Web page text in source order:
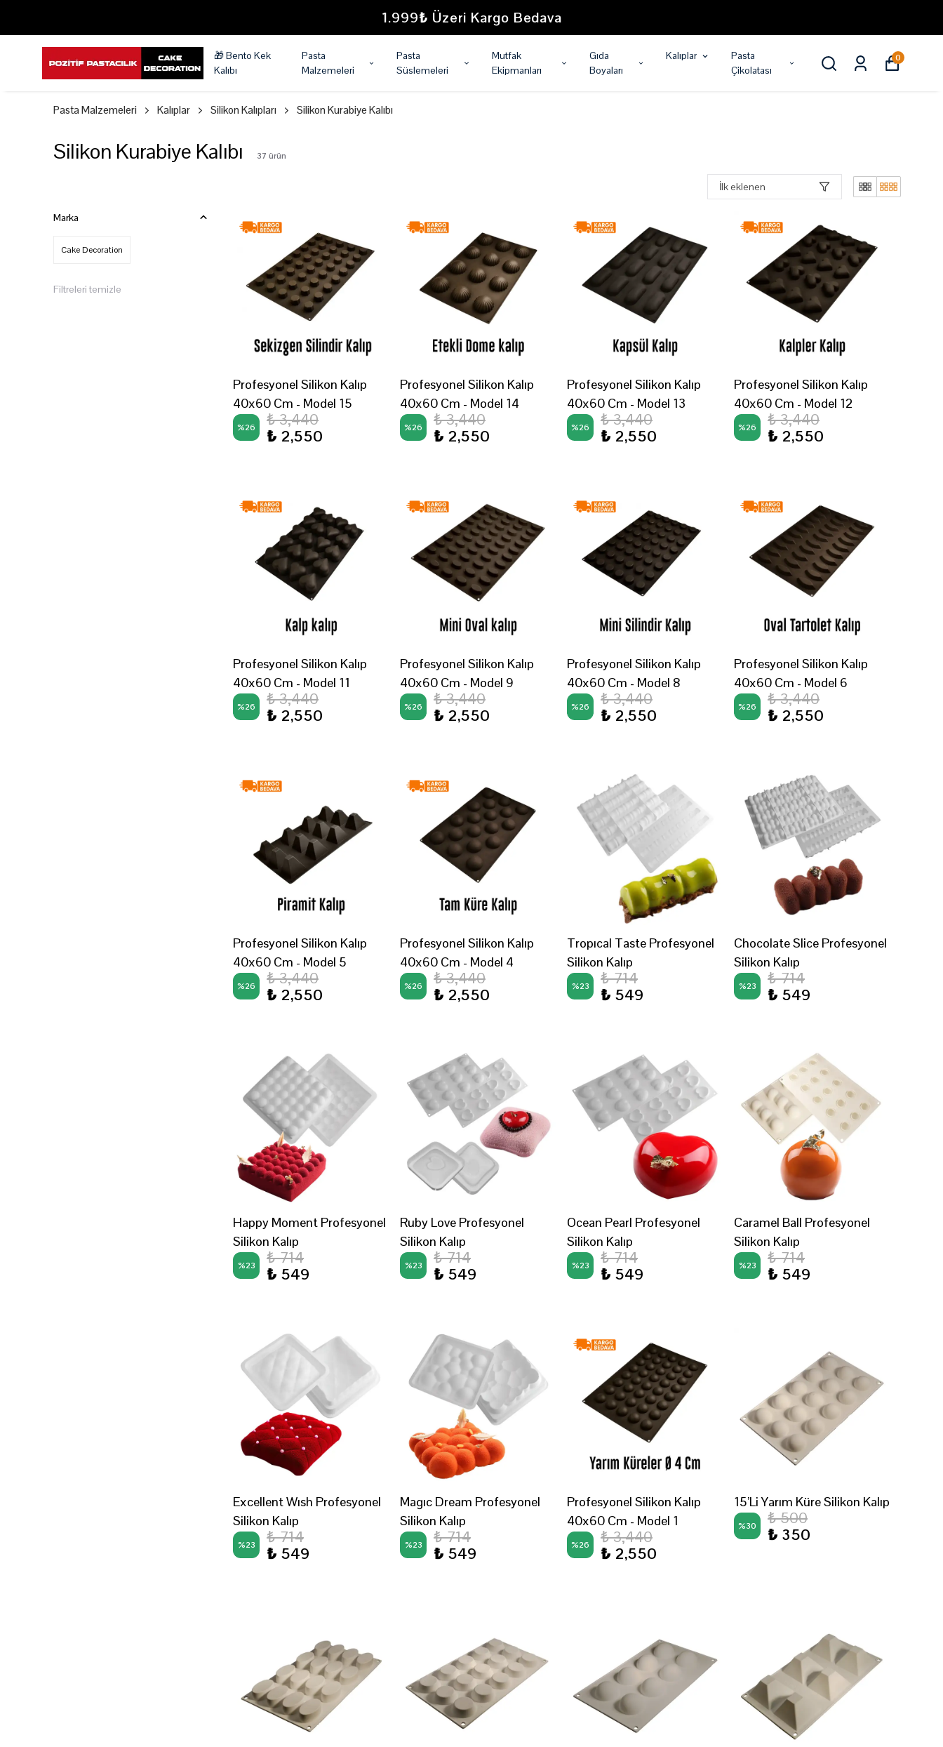
1.999₺ Üzeri Kargo Bedava
🎁 Bento Kek
Kalıbı
Pasta
Malzemeleri
Pasta
Süslemeleri
Mutfak
Ekipmanları
Gıda
Boyaları
Kalıplar
Pasta
Çikolatası
0
Pasta Malzemeleri Kalıplar Silikon Kalıpları Silikon Kurabiye Kalıbı
Silikon Kurabiye Kalıbı 37 ürün
İlk eklenen
Marka
Cake Decoration
Filtreleri temizle
Profesyonel Silikon Kalıp
40x60 Cm - Model 15
%26
₺ 3,440
₺ 2,550
Profesyonel Silikon Kalıp
40x60 Cm - Model 14
%26
₺ 3,440
₺ 2,550
Profesyonel Silikon Kalıp
40x60 Cm - Model 13
%26
₺ 3,440
₺ 2,550
Profesyonel Silikon Kalıp
40x60 Cm - Model 12
%26
₺ 3,440
₺ 2,550
Profesyonel Silikon Kalıp
40x60 Cm - Model 11
%26
₺ 3,440
₺ 2,550
Profesyonel Silikon Kalıp
40x60 Cm - Model 9
%26
₺ 3,440
₺ 2,550
Profesyonel Silikon Kalıp
40x60 Cm - Model 8
%26
₺ 3,440
₺ 2,550
Profesyonel Silikon Kalıp
40x60 Cm - Model 6
%26
₺ 3,440
₺ 2,550
Profesyonel Silikon Kalıp
40x60 Cm - Model 5
%26
₺ 3,440
₺ 2,550
Profesyonel Silikon Kalıp
40x60 Cm - Model 4
%26
₺ 3,440
₺ 2,550
Tropıcal Taste Profesyonel
Silikon Kalıp
%23
₺ 714
₺ 549
Chocolate Slice Profesyonel
Silikon Kalıp
%23
₺ 714
₺ 549
Happy Moment Profesyonel
Silikon Kalıp
%23
₺ 714
₺ 549
Ruby Love Profesyonel
Silikon Kalıp
%23
₺ 714
₺ 549
Ocean Pearl Profesyonel
Silikon Kalıp
%23
₺ 714
₺ 549
Caramel Ball Profesyonel
Silikon Kalıp
%23
₺ 714
₺ 549
Excellent Wısh Profesyonel
Silikon Kalıp
%23
₺ 714
₺ 549
Magıc Dream Profesyonel
Silikon Kalıp
%23
₺ 714
₺ 549
Profesyonel Silikon Kalıp
40x60 Cm - Model 1
%26
₺ 3,440
₺ 2,550
15’Li Yarım Küre Silikon Kalıp
%30
₺ 500
₺ 350